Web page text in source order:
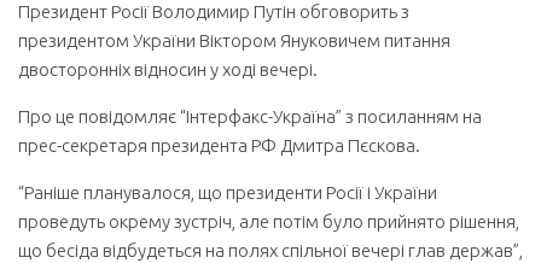
Президент Росії Володимир Путін обговорить з
президентом України Віктором Януковичем питання
двосторонніх відносин у ході вечері.
Про це повідомляє “Інтерфакс-Україна” з посиланням на
прес-секретаря президента РФ Дмитра Пєскова.
“Раніше планувалося, що президенти Росії і України
проведуть окрему зустріч, але потім було прийнято рішення,
що бесіда відбудеться на полях спільної вечері глав держав”,